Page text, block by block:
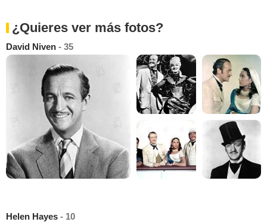
¿Quieres ver más fotos?
David Niven - 35
Helen Hayes - 10